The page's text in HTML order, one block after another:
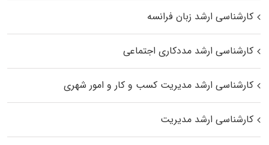
کارشناسی ارشد زبان فرانسه
کارشناسی ارشد مددکاری اجتماعی
کارشناسی ارشد مدیریت کسب و کار و امور شهری
کارشناسی ارشد مدیریت